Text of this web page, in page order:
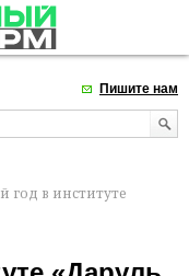
Пишите нам
год в институте